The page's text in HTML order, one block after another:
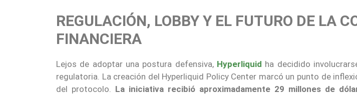
REGULACIÓN, LOBBY Y EL FUTURO DE LA
FINANCIERA
Lejos de adoptar una postura defensiva, Hyperliquid ha decidido
regulatoria. La creación del Hyperliquid Policy Center marcó un punto de
del protocolo. La iniciativa recibió aproximadamente 29 millones de